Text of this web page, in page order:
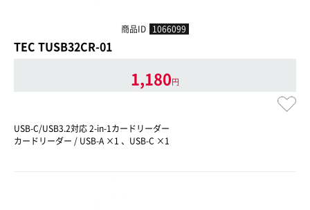
商品ID 1066099
TEC TUSB32CR-01
1,180円
USB-C/USB3.2対応 2-in-1カードリーダー
カードリーダー / USB-A ×1 、USB-C ×1